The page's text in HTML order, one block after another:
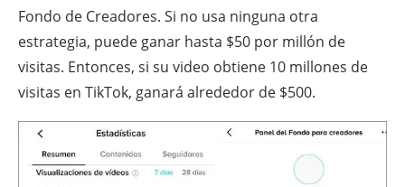
Fondo de Creadores. Si no usa ninguna otra
estrategia, puede ganar hasta $50 por millón de
visitas. Entonces, si su video obtiene 10 millones de
visitas en TikTok, ganará alrededor de $500.